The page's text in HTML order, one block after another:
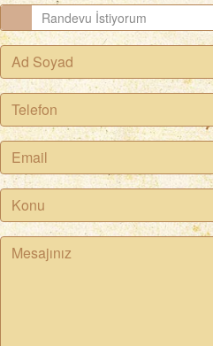
Randevu İstiyorum